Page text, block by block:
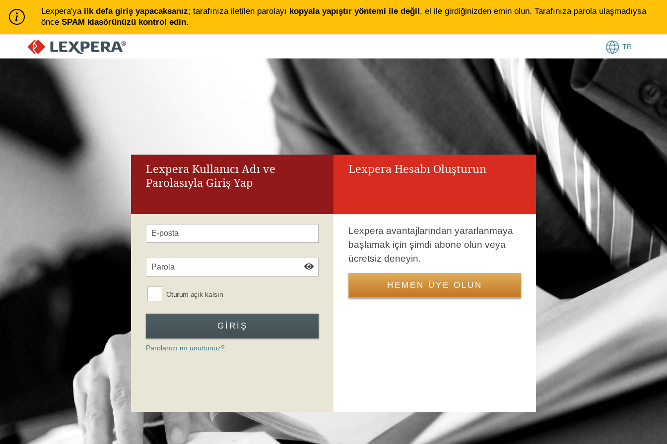
Lexpera'ya ilk defa giriş yapacaksanız; tarafınıza iletilen parolayı kopyala yapıştır yöntemi ile değil, el ile girdiğinizden emin olun. Tarafınıza parola ulaşmadıysa
önce SPAM klasörünüzü kontrol edin.
TR
Giriş Formuna Atla
Lexpera Kullanıcı Adı ve
Parolasıyla Giriş Yap
Oturum açık kalsın
GIRIŞ
Parolanızı mı unuttunuz?
Lexpera Hesabı Oluşturun
Lexpera avantajlarından yararlanmaya
başlamak için şimdi abone olun veya
ücretsiz deneyin.
HEMEN ÜYE OLUN